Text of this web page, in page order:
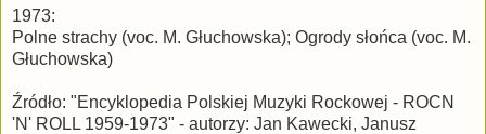
1973:
Polne strachy (voc. M. Głuchowska); Ogrody słońca (voc. M.
Głuchowska)
Źródło: "Encyklopedia Polskiej Muzyki Rockowej - ROCN
'N' ROLL 1959-1973" - autorzy: Jan Kawecki, Janusz